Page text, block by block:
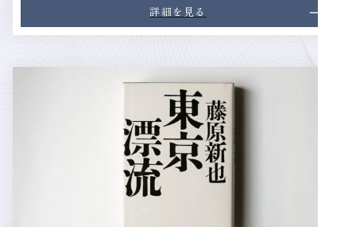
詳細を見る